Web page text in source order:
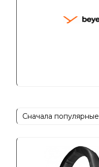
Сначала популярные